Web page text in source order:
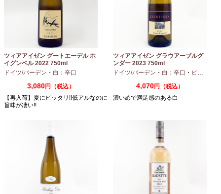
ツィアアイゼン グートエーデル ホ
イグンベル 2022 750ml
ドイツ/バーデン ・ 白：辛口
3,080円（税込）
【再入荷】夏にピッタリ!!低アルなのに
旨味が凄い!!
ツィアアイゼン グラウアーブルグ
ンダー 2023 750ml
ドイツ/バーデン ・ 白：辛口 ・ ピノグリ
4,070円（税込）
濃いめで満足感のある白